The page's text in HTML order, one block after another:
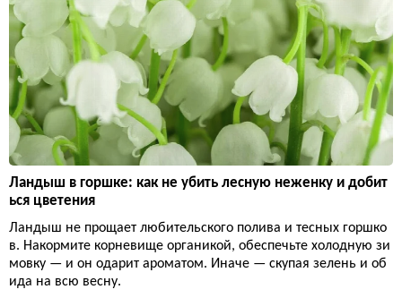
Ландыш в горшке: как не убить лесную неженку и добит
ься цветения
Ландыш не прощает любительского полива и тесных горшко
в. Накормите корневище органикой, обеспечьте холодную зи
мовку — и он одарит ароматом. Иначе — скупая зелень и об
ида на всю весну.